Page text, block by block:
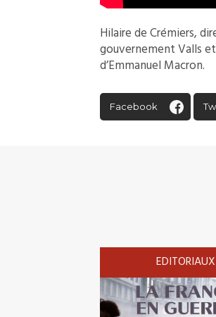
Hilaire de Crémiers,
gouvernement Valls
d’Emmanuel Macron.
Facebook
EDITORIAUX